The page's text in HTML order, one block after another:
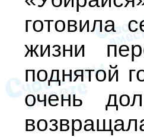
готовила
жизни
поднятой
очень